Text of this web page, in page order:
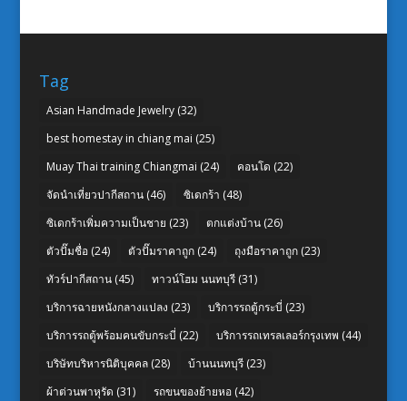
Tag
Asian Handmade Jewelry(32)
best homestay in chiang mai (25)
Muay Thai training Chiangmai (24) คอนโด (22)
จัดนำเที่ยวปากีสถาน(46) ซิเดกร้า (48)
ซิเดกร้าเพิ่มความเป็นชาย (23) ตกแต่งบ้าน(26)
ตัวปั๊มชื่อ(24) ตัวปั๊มราคาถูก(24) ถุงมือราคาถูก(23)
ทัวร์ปากีสถาน(45) ทาวน์โฮม นนทบุรี(31)
บริการฉายหนังกลางแปลง (23) บริการรถตู้กระบี่ (23)
บริการรถตู้พร้อมคนขับกระบี่ (22) บริการรถเทรลเลอร์กรุงเทพ (44)
บริษัทบริหารนิติบุคคล(28) บ้านนนทบุรี(23)
ผ้าต่วนพาหุรัด (31) รถขนของย้ายหอ(42)